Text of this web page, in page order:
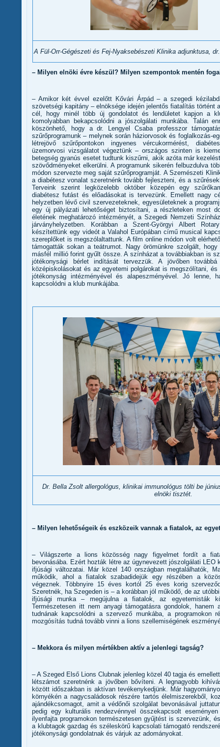
A Fül-Orr-Gégészeti és Fej-Nyaksebészeti Klinika adjunktusa,
– Milyen elnöki évre készül? Milyen szempontok mentén
– Amikor két évvel ezelőtt Kővári Árpád – a szegedi
szövetségi kapitány – elnöksége idején jelentős fiatalítás történt
cél, hogy minél több új gondolatot és lendületet kapjon a
komolyabban bekapcsolódni a jószolgálati munkába. Talán
köszönhető, hogy a dr. Lengyel Csaba professzor
szűrőprogramunk – melynek során háziorvosok és foglalkozás-
létrejövő szűrőpontokon ingyenes vércukormérést,
üzemorvosi vizsgálatot végeztünk – országos szinten is
betegség gyanús esetet tudtunk kiszűrni, akik azóta már
szövődményeket elkerülni. A programunk sikerén felbuzdulva
módon szervezte meg saját szűrőprogramját. A Szemészeti
a diabétesz vonalat szeretnénk tovább fejleszteni, és a
Terveink szerint legközelebb október közepén egy
diabétesz futást és előadásokat is tervezünk. Emellett nagy
helyzetben lévő civil szervezeteknek, egyesületeknek a
egy új pályázati lehetőséget biztosítani, a részleteken most
életének meghatározó intézményét, a Szegedi Nemzeti
járványhelyzetben. Korábban a Szent-Györgyi Albert
készítettünk egy videót a Valahol Európában című musical
szereplőket is megszólaltattunk. A film online módon volt
támogatták sokan a teátrumot. Nagy örömünkre szolgált,
másfél millió forint gyűlt össze. A színházat a továbbiakban is
jótékonysági bérlet indítását tervezzük. A jövőben
középiskolásokat és az egyetemi polgárokat is megszólítani,
jótékonyság intézményével és alapeszményével. Jó
kapcsolódni a klub munkájába.
Dr. Bella Zsolt allergológus, klinikai immunológus tölti be
elnöki tisztét.
– Milyen lehetőségeik és eszközeik vannak a fiatalok, az
– Világszerte a lions közösség nagy figyelmet fordít a
bevonásába. Ezért hozták létre az úgynevezett jószolgálati LEO
ifjúsági változatai. Már közel 140 országban megtalálhatók,
működik, ahol a fiatalok szabadidejük egy részében a
végeznek. Többnyire 15 éves kortól 25 éves korig
Szeretnék, ha Szegeden is – a korábban jól működő, de az
ifjúsági munka – megújulna a fiatalok, az egyetemisták
Természetesen itt nem anyagi támogatásra gondolok,
tudnának kapcsolódni a szervező munkába, a programokon
mozgósítás tudná tovább vinni a lions szellemiségének
– Mekkora és milyen mértékben aktív a jelenlegi tagság?
– A Szeged Első Lions Clubnak jelenleg közel 40 tagja és
létszámot szeretnénk a jövőben bővíteni. A legnagyobb
között időszakban is aktívan tevékenykedjünk. Már
környékén a nagycsaládosok részére tartós élelmiszerekből,
ajándékcsomagot, amit a védőnői szolgálat bevonásával
pedig egy kulturális rendezvénnyel összekapcsolt
ilyenfajta programokon természetesen gyűjtést is szervezünk,
a klubtagok gazdag és széleskörű kapcsolati támogató
jótékonysági gondolatnak és várjuk az adományokat.